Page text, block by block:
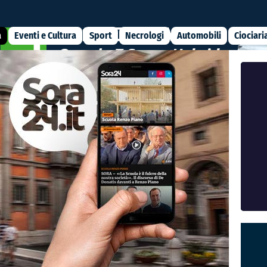
Eventi e Cultura Sport Necrologi Automobili